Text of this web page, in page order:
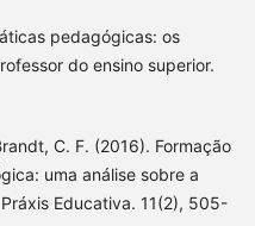
pedagógicas: os
do ensino superior.
C. F. (2016). Formação
uma análise sobre a
Educativa. 11(2), 505-